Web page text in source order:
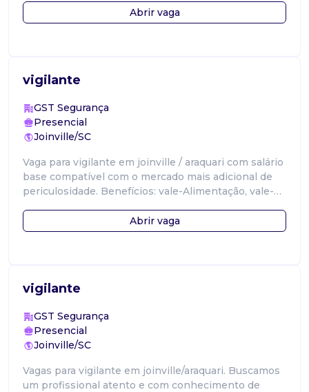
Abrir vaga
vigilante
GST Segurança
Presencial
Joinville/SC
Vaga para vigilante em joinville / araquari com salário
base compatível com o mercado mais adicional de
periculosidade. Benefícios: vale-Alimentação, vale-
Abrir vaga
vigilante
GST Segurança
Presencial
Joinville/SC
Vagas para vigilante em joinville/araquari. Buscamos
um profissional atento e com conhecimento de